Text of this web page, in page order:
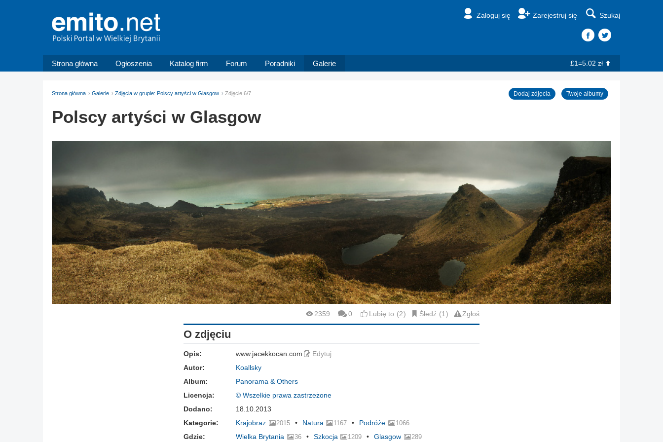
Zaloguj się Zarejestruj się Szukaj
Strona główna Ogłoszenia Katalog firm Forum Poradniki Galerie £1=5.02 zł
Strona główna Galerie Zdjęcia w grupie: Polscy artyści w Glasgow Zdjęcie 6/7 Dodaj zdjęcia Twoje albumy
Polscy artyści w Glasgow
2359 0 Lubię to 2 Śledź 1 Zgłoś
O zdjęciu
Opis: www.jacekkocan.com
Edytuj
Autor:
Koallsky
Album:
Panorama & Others
Licencja:
© Wszelkie prawa zastrzeżone
Dodano:
18.10.2013
Kategorie:
Krajobraz 2015 Natura 1167 Podróże 1066
Gdzie: Wielka Brytania 36 Szkocja 1209 Glasgow 289